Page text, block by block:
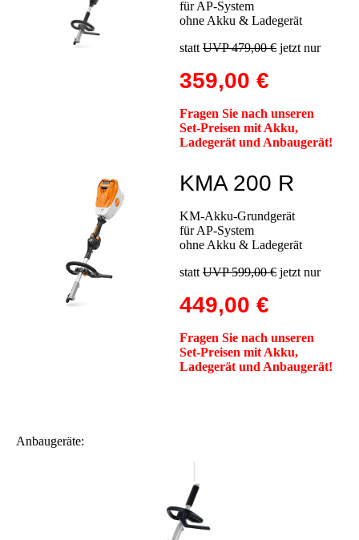
für AP-System
ohne Akku & Ladegerät
statt UVP 479,00 € jetzt nur
359,00 €
Fragen Sie nach unseren
Set-Preisen mit Akku,
Ladegerät und Anbaugerät!
KMA 200 R
KM-Akku-Grundgerät
für AP-System
ohne Akku & Ladegerät
statt UVP 599,00 € jetzt nur
449,00 €
Fragen Sie nach unseren
Set-Preisen mit Akku,
Ladegerät und Anbaugerät!
Anbaugeräte: